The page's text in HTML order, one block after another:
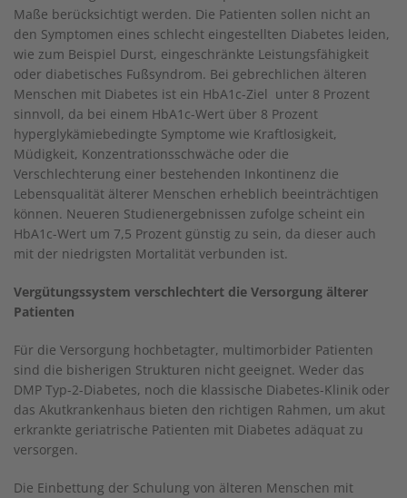
Maße berücksichtigt werden. Die Patienten sollen nicht an
den Symptomen eines schlecht eingestellten Diabetes leiden,
wie zum Beispiel Durst, eingeschränkte Leistungsfähigkeit
oder diabetisches Fußsyndrom. Bei gebrechlichen älteren
Menschen mit Diabetes ist ein HbA1c-Ziel unter 8 Prozent
sinnvoll, da bei einem HbA1c-Wert über 8 Prozent
hyperglykämiebedingte Symptome wie Kraftlosigkeit,
Müdigkeit, Konzentrationsschwäche oder die
Verschlechterung einer bestehenden Inkontinenz die
Lebensqualität älterer Menschen erheblich beeinträchtigen
können. Neueren Studienergebnissen zufolge scheint ein
HbA1c-Wert um 7,5 Prozent günstig zu sein, da dieser auch
mit der niedrigsten Mortalität verbunden ist.
Vergütungssystem verschlechtert die Versorgung älterer
Patienten
Für die Versorgung hochbetagter, multimorbider Patienten
sind die bisherigen Strukturen nicht geeignet. Weder das
DMP Typ-2-Diabetes, noch die klassische Diabetes-Klinik oder
das Akutkrankenhaus bieten den richtigen Rahmen, um akut
erkrankte geriatrische Patienten mit Diabetes adäquat zu
versorgen.
Die Einbettung der Schulung von älteren Menschen mit